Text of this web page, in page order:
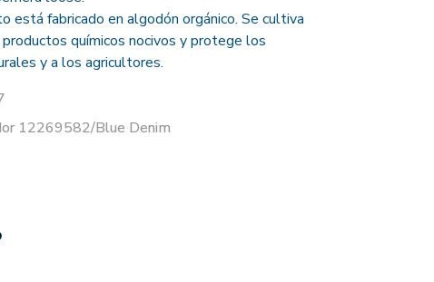
está fabricado en algodón orgánico. Se cultiva
químicos nocivos y protege los
y a los agricultores.
12269582/Blue Denim